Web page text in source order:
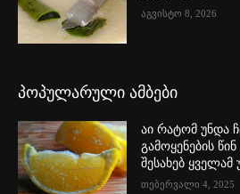
აგვისტო 8, 2026
პოპულარული ამბები
აი რატომ უნდა
გამოყენების
შესახებ
თებერვალი 4, 2025